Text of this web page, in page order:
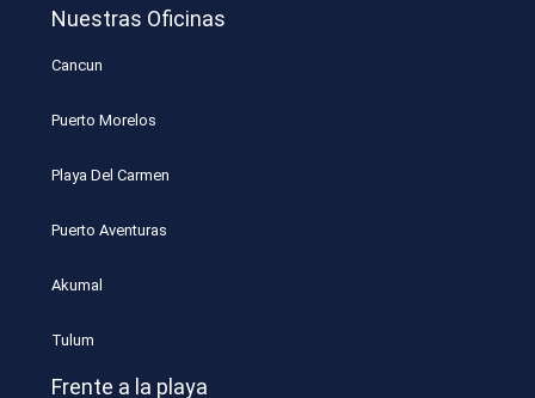
Nuestras Oficinas
Cancun
Puerto Morelos
Playa Del Carmen
Puerto Aventuras
Akumal
Tulum
Frente a la playa